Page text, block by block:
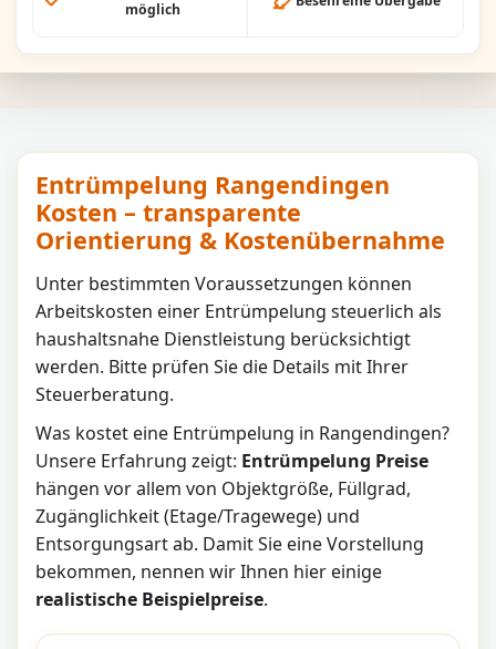
möglich
Entrümpelung Rangendingen
Kosten – transparente
Orientierung & Kostenübernahme
Unter bestimmten Voraussetzungen können
Arbeitskosten einer Entrümpelung steuerlich als
haushaltsnahe Dienstleistung berücksichtigt
werden. Bitte prüfen Sie die Details mit Ihrer
Steuerberatung.
Was kostet eine Entrümpelung in Rangendingen?
Unsere Erfahrung zeigt: Entrümpelung Preise
hängen vor allem von Objektgröße, Füllgrad,
Zugänglichkeit (Etage/Tragewege) und
Entsorgungsart ab. Damit Sie eine Vorstellung
bekommen, nennen wir Ihnen hier einige
realistische Beispielpreise.